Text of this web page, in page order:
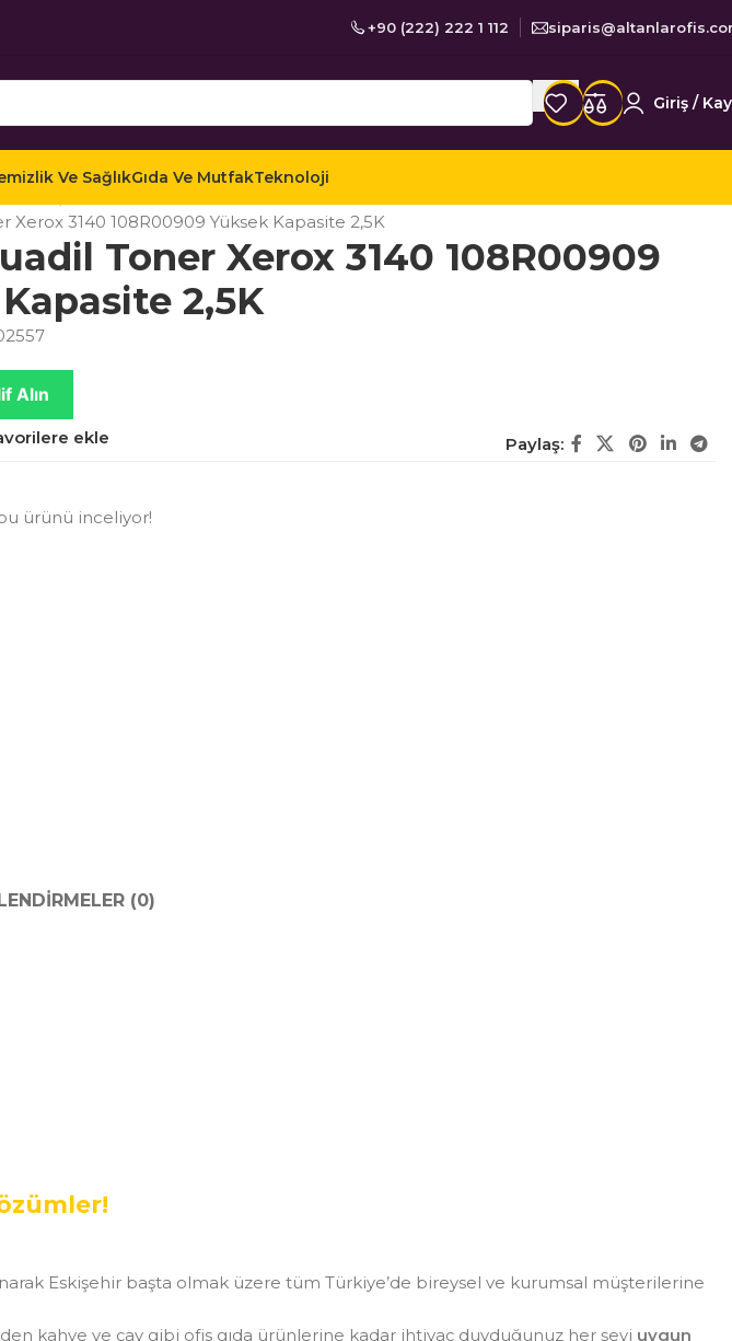
+90 (222) 222 1 112
Giriş /
Ve SağlıkGıda Ve MutfakTeknoloji
Xerox 3140 108R00909 Yüksek Kapasite 2,5K
Toner Xerox 3140 108R00909
2,5K
Alın
ekle
Paylaş:
ürünü inceliyor!
(0)
Eskişehir başta olmak üzere tüm Türkiye’de bireysel ve kurumsal müşterilerine
kahve ve çay gibi ofis gıda ürünlerine kadar ihtiyaç duyduğunuz her şeyi uygun